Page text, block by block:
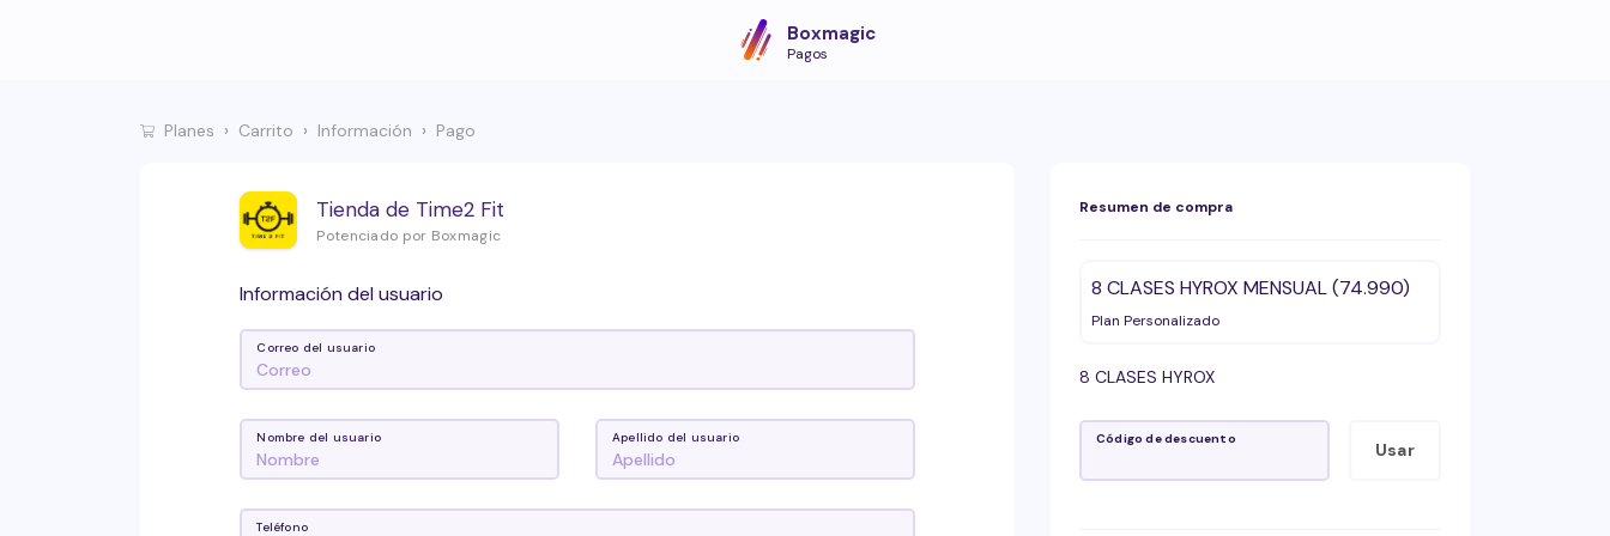
Boxmagic
Pagos
Planes Carrito Información Pago
Tienda de Time2 Fit
Potenciado por Boxmagic
Información del usuario
Correo del usuario
Nombre del usuario Apellido del usuario
Teléfono
Resumen de compra
8 CLASES HYROX MENSUAL (74.990)
Plan Personalizado
8 CLASES HYROX
Código de descuento
Usar